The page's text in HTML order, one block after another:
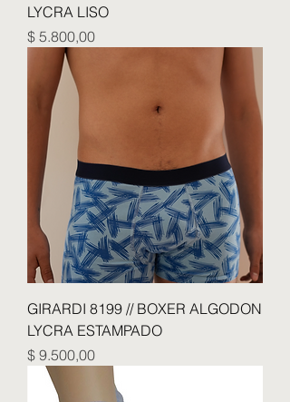
LYCRA LISO
Precio
$ 5.800,00
GIRARDI 8199 // BOXER ALGODON
LYCRA ESTAMPADO
Precio
$ 9.500,00